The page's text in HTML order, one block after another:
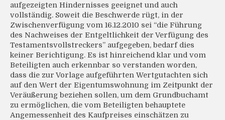
aufgezeigten Hindernisses geeignet und auch
vollständig. Soweit die Beschwerde rügt, in der
Zwischenverfügung vom 16.12.2010 sei “die Führung
des Nachweises der Entgeltlichkeit der Verfügung des
Testamentsvollstreckers” aufgegeben, bedarf dies
keiner Berichtigung. Es ist hinreichend klar und vom
Beteiligten auch erkennbar so verstanden worden,
dass die zur Vorlage aufgeführten Wertgutachten sich
auf den Wert der Eigentumswohnung im Zeitpunkt der
Veräußerung beziehen sollen, um dem Grundbuchamt
zu ermöglichen, die vom Beteiligten behauptete
Angemessenheit des Kaufpreises einschätzen zu